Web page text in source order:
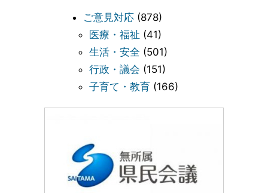
ご意見対応 (878)
医療・福祉 (41)
生活・安全 (501)
行政・議会 (151)
子育て・教育 (166)